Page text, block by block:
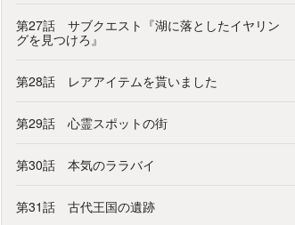
第27話 サブクエスト『湖に落としたイヤリン
グを見つけろ』
第28話 レアアイテムを貰いました
第29話 心霊スポットの街
第30話 本気のララバイ
第31話 古代王国の遺跡